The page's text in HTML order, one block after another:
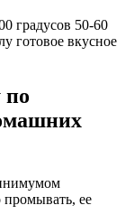
градусов 50-60
готовое вкусное
по
ее